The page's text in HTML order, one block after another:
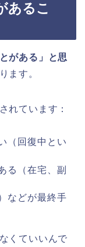
あるこ
がある」と思
ます。
れています：
（回復中とい
る（在宅、副
などが最終手
くていいんで